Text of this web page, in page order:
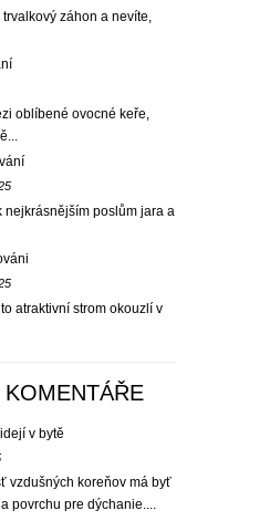
záhon a nevíte,
oblíbené ovocné keře,
nejkrásnějším poslům jara a
atraktivní strom okouzlí v
v bytě
vzdušných koreňov má byť
povrchu pre dýchanie....